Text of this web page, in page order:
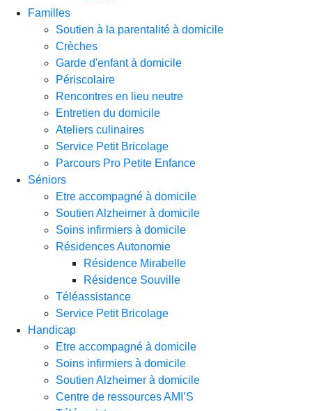
Familles
Soutien à la parentalité à domicile
Crèches
Garde d'enfant à domicile
Périscolaire
Rencontres en lieu neutre
Entretien du domicile
Ateliers culinaires
Service Petit Bricolage
Parcours Pro Petite Enfance
Séniors
Etre accompagné à domicile
Soutien Alzheimer à domicile
Soins infirmiers à domicile
Résidences Autonomie
Résidence Mirabelle
Résidence Souville
Téléassistance
Service Petit Bricolage
Handicap
Etre accompagné à domicile
Soins infirmiers à domicile
Soutien Alzheimer à domicile
Centre de ressources AMI’S